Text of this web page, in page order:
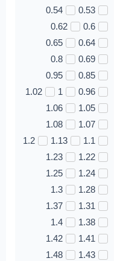
0.53
0.54
0.6
0.62
0.64
0.65
0.69
0.8
0.85
0.95
0.96
1
1.02
1.05
1.06
1.07
1.08
1.1
1.13
1.2
1.22
1.23
1.24
1.25
1.28
1.3
1.31
1.37
1.38
1.4
1.41
1.42
1.43
1.48